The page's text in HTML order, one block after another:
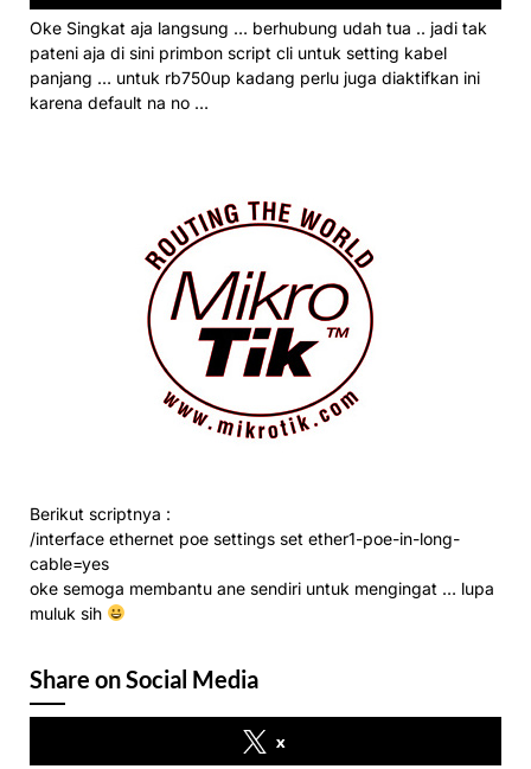
Oke Singkat aja langsung … berhubung udah tua .. jadi tak
pateni aja di sini primbon script cli untuk setting kabel
panjang … untuk rb750up kadang perlu juga diaktifkan ini
karena default na no …
Berikut scriptnya :
/interface ethernet poe settings set ether1-poe-in-long-
cable=yes
oke semoga membantu ane sendiri untuk mengingat … lupa
muluk sih
Share on Social Media
x